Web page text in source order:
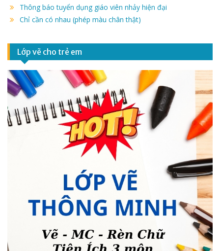
Thông báo tuyển dụng giáo viên nhảy hiện đại
Chỉ cần có nhau (phép màu chân thật)
Lớp vẽ cho trẻ em